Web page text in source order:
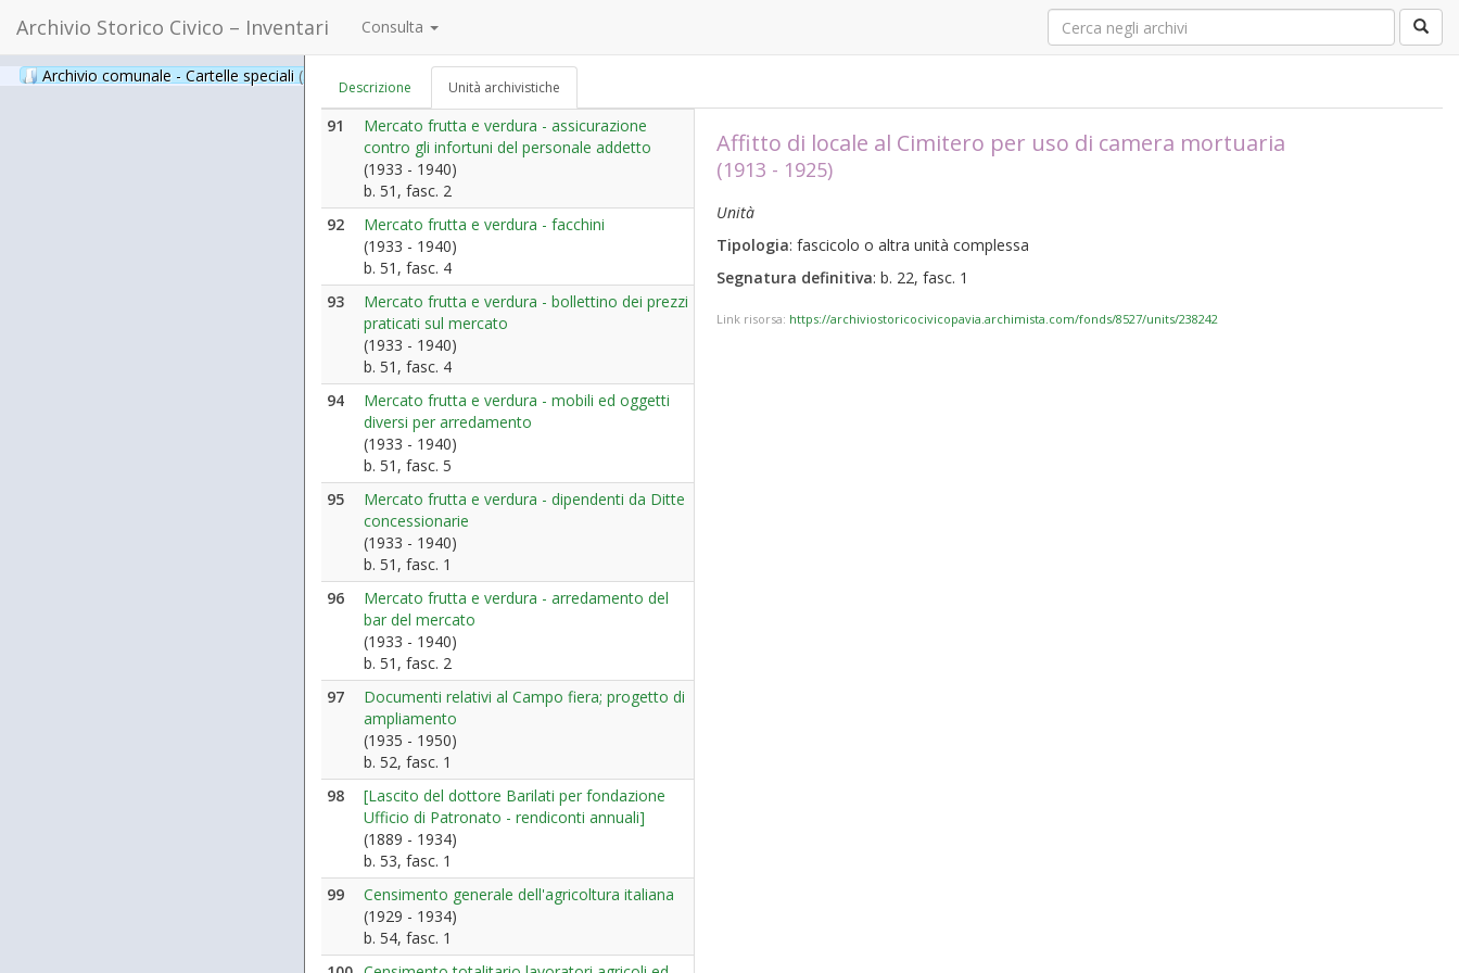
Archivio Storico Civico – Inventari Consulta
Archivio comunale - Cartelle speciali (397)
Descrizione Unità archivistiche
91
Mercato frutta e verdura - assicurazione
contro gli infortuni del personale addetto
(1933 - 1940)
b. 51, fasc. 2
92
Mercato frutta e verdura - facchini
(1933 - 1940)
b. 51, fasc. 4
93
Mercato frutta e verdura - bollettino dei prezzi
praticati sul mercato
(1933 - 1940)
b. 51, fasc. 4
94
Mercato frutta e verdura - mobili ed oggetti
diversi per arredamento
(1933 - 1940)
b. 51, fasc. 5
95
Mercato frutta e verdura - dipendenti da Ditte
concessionarie
(1933 - 1940)
b. 51, fasc. 1
96
Mercato frutta e verdura - arredamento del
bar del mercato
(1933 - 1940)
b. 51, fasc. 2
97
Documenti relativi al Campo fiera; progetto di
ampliamento
(1935 - 1950)
b. 52, fasc. 1
98
[Lascito del dottore Barilati per fondazione
Ufficio di Patronato - rendiconti annuali]
(1889 - 1934)
b. 53, fasc. 1
99
Censimento generale dell'agricoltura italiana
(1929 - 1934)
b. 54, fasc. 1
Affitto di locale al Cimitero per uso di camera mortuaria
(1913 - 1925)
Unità
Tipologia: fascicolo o altra unità complessa
Segnatura definitiva: b. 22, fasc. 1
Link risorsa: https://archiviostoricocivicopavia.archimista.com/fonds/8527/units/238242